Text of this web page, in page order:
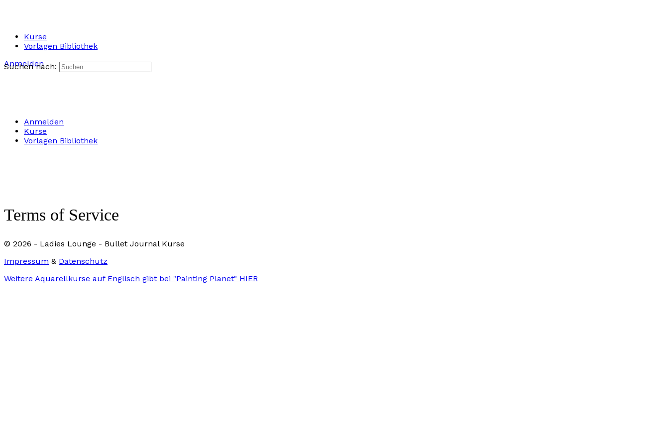
Kurse
Vorlagen Bibliothek
Anmelden
Suchen nach:
Anmelden
Kurse
Vorlagen Bibliothek
Terms of Service
© 2026 - Ladies Lounge - Bullet Journal Kurse
Impressum & Datenschutz
Weitere Aquarellkurse auf Englisch gibt bei "Painting Planet" HIER